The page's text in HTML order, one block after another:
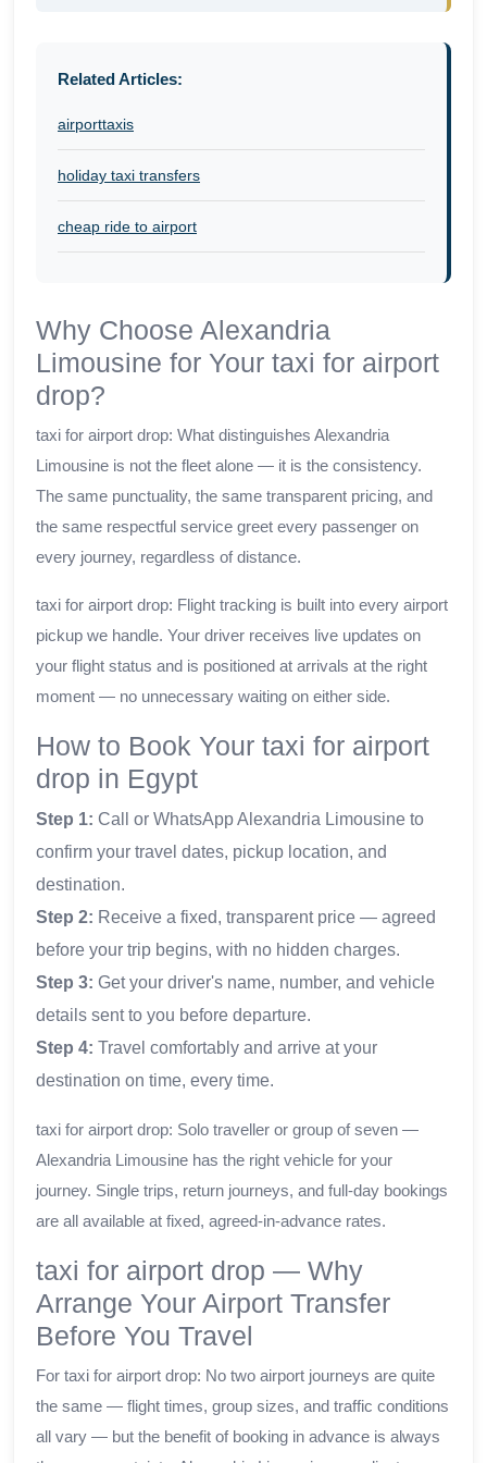
Related Articles:
airporttaxis
holiday taxi transfers
cheap ride to airport
Why Choose Alexandria
Limousine for Your taxi for airport
drop?
taxi for airport drop: What distinguishes Alexandria
Limousine is not the fleet alone — it is the consistency.
The same punctuality, the same transparent pricing, and
the same respectful service greet every passenger on
every journey, regardless of distance.
taxi for airport drop: Flight tracking is built into every airport
pickup we handle. Your driver receives live updates on
your flight status and is positioned at arrivals at the right
moment — no unnecessary waiting on either side.
How to Book Your taxi for airport
drop in Egypt
Step 1: Call or WhatsApp Alexandria Limousine to
confirm your travel dates, pickup location, and
destination.
Step 2: Receive a fixed, transparent price — agreed
before your trip begins, with no hidden charges.
Step 3: Get your driver's name, number, and vehicle
details sent to you before departure.
Step 4: Travel comfortably and arrive at your
destination on time, every time.
taxi for airport drop: Solo traveller or group of seven —
Alexandria Limousine has the right vehicle for your
journey. Single trips, return journeys, and full-day bookings
are all available at fixed, agreed-in-advance rates.
taxi for airport drop — Why
Arrange Your Airport Transfer
Before You Travel
For taxi for airport drop: No two airport journeys are quite
the same — flight times, group sizes, and traffic conditions
all vary — but the benefit of booking in advance is always